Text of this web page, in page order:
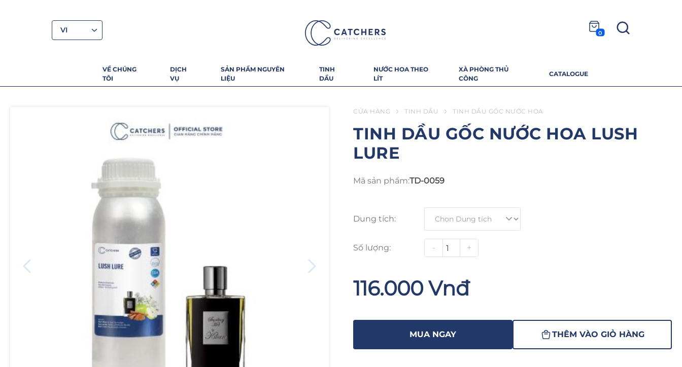
VI
VỀ CHÚNG
TÔI
DỊCH
VỤ
SẢN PHẨM NGUYÊN
LIỆU
TINH
DẦU
NƯỚC HOA THEO
LÍT
XÀ PHÒNG THỦ
CÔNG
CATALOGUE
0
CỬA HÀNG TINH DẦU TINH DẦU GỐC NƯỚC HOA
TINH DẦU GỐC NƯỚC HOA LUSH
LURE
Mã sản phẩm:TD-0059
Dung tích:
Số lượng: - +
116.000 Vnđ
MUA NGAY THÊM VÀO GIỎ HÀNG